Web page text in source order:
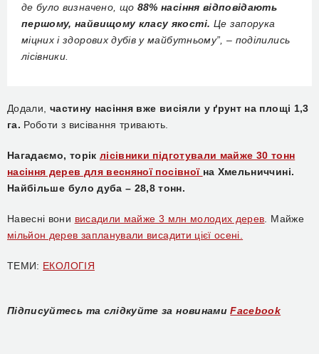
де було визначено, що 88% насіння відповідають
першому, найвищому класу якості. Це запорука
міцних і здорових дубів у майбутньому”, – поділились
лісівники.
Додали, частину насіння вже висіяли у ґрунт на площі 1,3
га. Роботи з висівання тривають.
Нагадаємо, торік лісівники підготували майже 30 тонн
насіння дерев для весняної посівної на Хмельниччині.
Найбільше булодуба – 28,8 тонн.
Навесні вони висадили майже 3 млн молодих дерев. Майже
мільйон дерев запланували висадити цієї осені.
ТЕМИ: ЕКОЛОГІЯ
Підписуйтесь та слідкуйте за новинами Facebook